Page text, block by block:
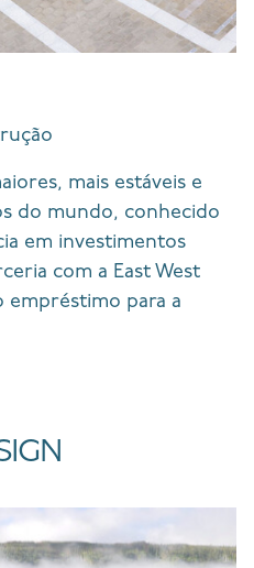
mais estáveis e
do mundo, conhecido
em investimentos
com a East West
empréstimo para a